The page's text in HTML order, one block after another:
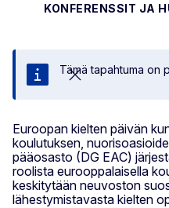
KONFERENSSIT JA
Sulje
Tämä tapahtuma on
Euroopan kielten päivän
koulutuksen,
pääosasto (DG EAC)
roolista eurooppalaisella
keskitytään neuvoston
lähestymistavasta kielten